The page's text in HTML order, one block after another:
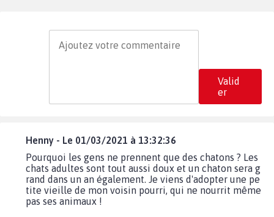
Valid
er
Henny - Le 01/03/2021 à 13:32:36
Pourquoi les gens ne prennent que des chatons ? Les
chats adultes sont tout aussi doux et un chaton sera g
rand dans un an également. Je viens d'adopter une pe
tite vieille de mon voisin pourri, qui ne nourrit même
pas ses animaux !